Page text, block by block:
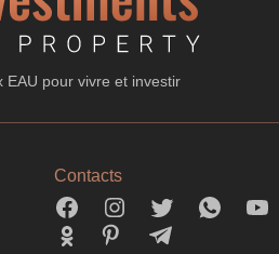
EAU pour vivre et investir
Contacts